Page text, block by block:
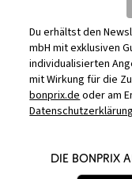
Du erhältst den
mbH mit exklusiven
individualisierten
mit Wirkung für die
bonprix.deoder am
Datenschutzerklärung
DIE BONPRIX